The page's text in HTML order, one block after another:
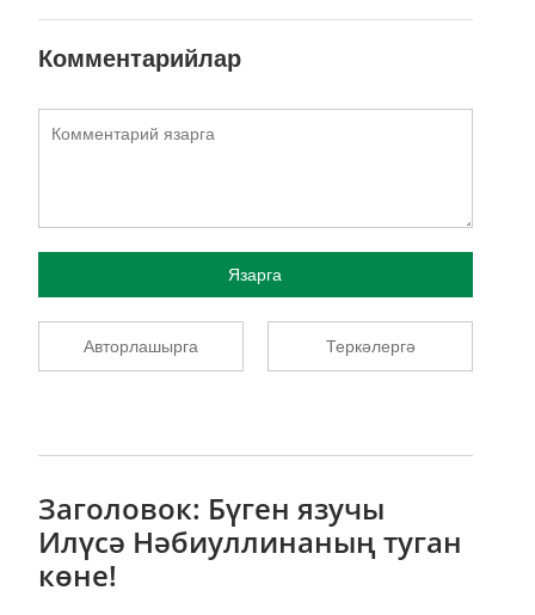
Комментарийлар
Язарга
Авторлашырга Теркәлергә
Заголовок: Бүген язучы
Илүсә Нәбиуллинаның туган
көне!